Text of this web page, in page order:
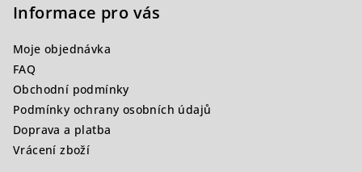
Informace pro vás
Moje objednávka
FAQ
Obchodní podmínky
Podmínky ochrany osobních údajů
Doprava a platba
Vrácení zboží